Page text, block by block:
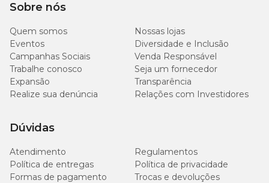
Sobre nós
Quem somos
Nossas lojas
Eventos
Diversidade e Inclusão
Campanhas Sociais
Venda Responsável
Trabalhe conosco
Seja um fornecedor
Expansão
Transparência
Realize sua denúncia
Relações com Investidores
Dúvidas
Atendimento
Regulamentos
Política de entregas
Política de privacidade
Formas de pagamento
Trocas e devoluções